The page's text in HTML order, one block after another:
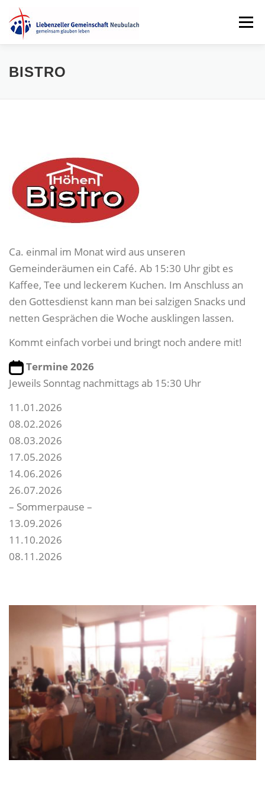
Zum
Inhalt
springen
Menü
GOTTESDIENST
BISTRO
Ca. einmal im Monat wird aus unseren
Gemeinderäumen ein Café. Ab 15:30 Uhr gibt es
Kaffee, Tee und leckerem Kuchen. Im Anschluss an
den Gottesdienst kann man bei salzigen Snacks und
netten Gesprächen die Woche ausklingen lassen.
Kommt einfach vorbei und bringt noch andere mit!
Termine 2026
Jeweils Sonntag nachmittags ab 15:30 Uhr
11.01.2026
08.02.2026
08.03.2026
17.05.2026
14.06.2026
26.07.2026
– Sommerpause –
13.09.2026
11.10.2026
08.11.2026